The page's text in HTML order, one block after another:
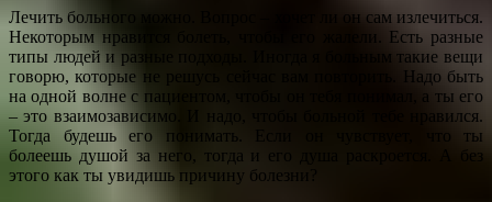
Лечить больного можно. Вопрос – хочет ли он сам излечиться.
Некоторым нравится болеть, чтобы его жалели. Есть разные
типы людей и разные подходы. Иногда я больным такие вещи
говорю, которые не решусь сейчас вам повторить. Надо быть
на одной волне с пациентом, чтобы он тебя понимал, а ты его
– это взаимозависимо. И надо, чтобы больной тебе нравился.
Тогда будешь его понимать. Если он чувствует, что ты
болеешь душой за него, тогда и его душа раскроется. А без
этого как ты увидишь причину болезни?